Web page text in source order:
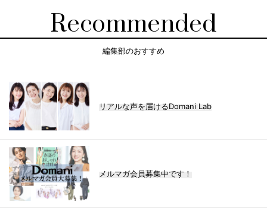
Recommended
編集部のおすすめ
リアルな声を届けるDomani Lab
メルマガ会員募集中です！